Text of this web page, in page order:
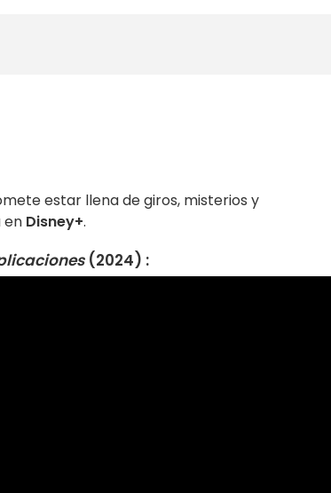
estar llena de giros, misterios y
en Disney+.
(2024) :